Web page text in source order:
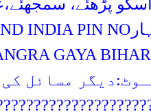
پڑھئے،
INDIA PIN NO
GAYA
مسائل